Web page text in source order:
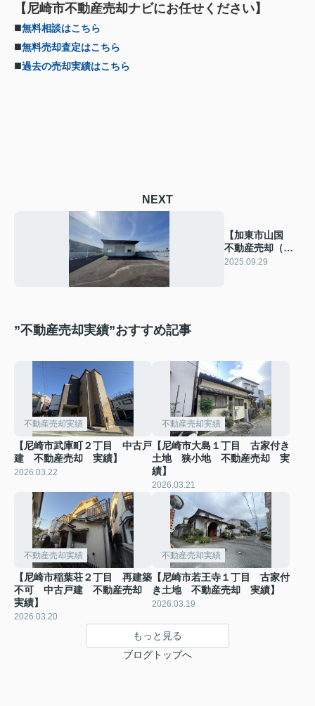
【尼崎市不動産売却ナビにお任せください】
■無料相談はこちら
■無料売却査定はこちら
■過去の売却実績はこちら
NEXT
【加東市山国
不動産売却（倉
庫・太陽光発
2025.09.29
”不動産売却実績”おすすめ記事
不動産売却実績
【尼崎市武庫町２丁目 中古戸
建 不動産売却 実績】
2026.03.22
不動産売却実績
【尼崎市大島１丁目 古家付き
土地 狭小地 不動産売却 実
績】
2026.03.21
不動産売却実績
【尼崎市稲葉荘２丁目 再建築
不可 中古戸建 不動産売却
実績】
2026.03.20
不動産売却実績
【尼崎市若王寺１丁目 古家付
き土地 不動産売却 実績】
2026.03.19
もっと見る
ブログトップへ